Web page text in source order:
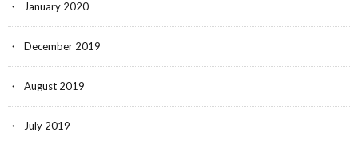
January 2020
December 2019
August 2019
July 2019